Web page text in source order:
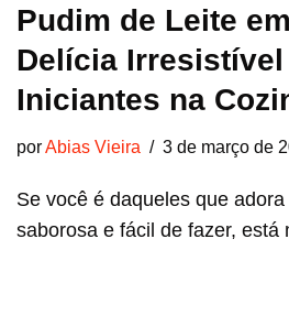
Pudim de Leite
Delícia Irresistível
Iniciantes na
porAbias Vieira 3 de março de
Se você é daqueles que
saborosa e fácil de fazer,